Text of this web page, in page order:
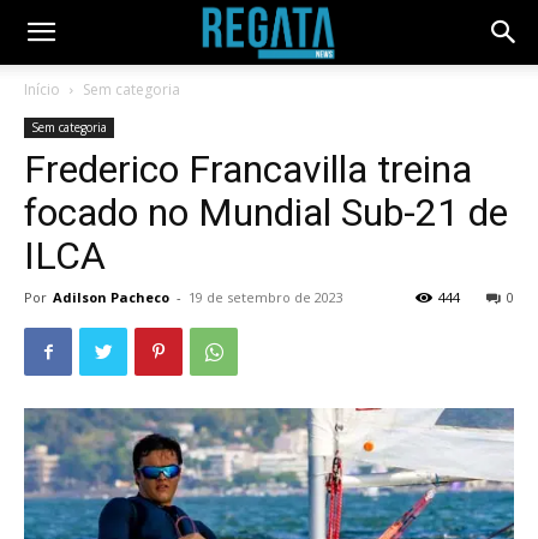
Início Sem categoria
Sem categoria
Frederico Francavilla treina
focado no Mundial Sub-21 de
ILCA
Por Adilson Pacheco - 19 de setembro de 2023 0
444